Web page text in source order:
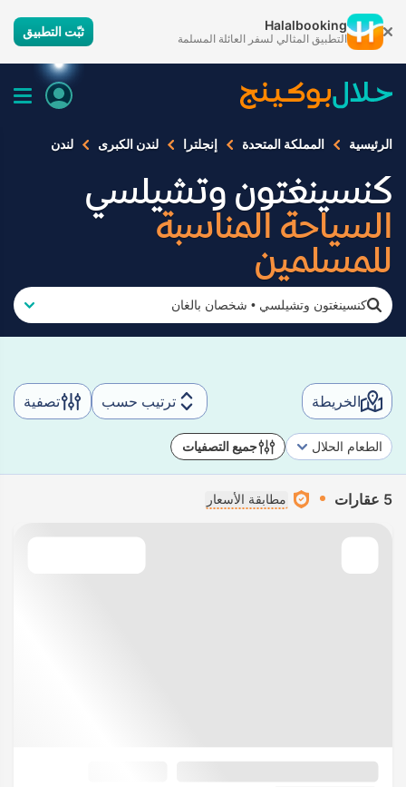
Halalbooking
التطبيق المثالي لسفر العائلة المسلمة ثبّت التطبيق
الرئيسية المملكة المتحدة إنجلترا لندن الكبرى لندن
كنسينغتون وتشيلسي
السياحة المناسبة
للمسلمين
كنسينغتون وتشيلسي • شخصان بالغان
الخريطة ترتيب حسب تصفية
الطعام الحلال جميع التصفيات
5 عقارات مطابقة الأسعار